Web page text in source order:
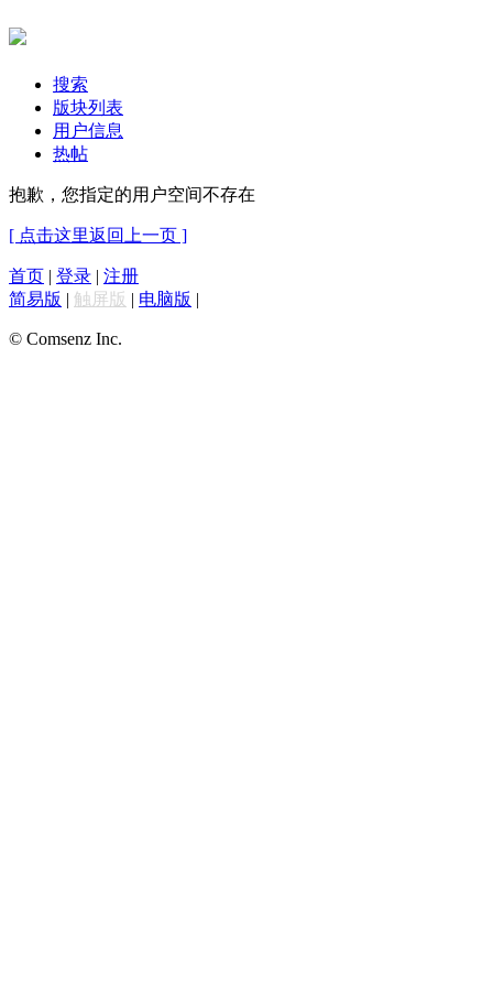
搜索
版块列表
用户信息
热帖
抱歉，您指定的用户空间不存在
[ 点击这里返回上一页 ]
首页 | 登录 | 注册
简易版 | 触屏版 | 电脑版 |
© Comsenz Inc.